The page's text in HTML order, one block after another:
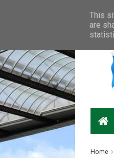
Home
This
are